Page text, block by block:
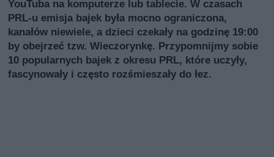
YouTuba na komputerze lub tablecie. W czasach
PRL-u emisja bajek była mocno ograniczona,
kanałów niewiele, a dzieci czekały na godzinę 19:00
by obejrzeć tzw. Wieczorynkę. Przypomnijmy sobie
10 popularnych bajek z okresu PRL, które uczyły,
fascynowały i często rozśmieszały do łez.